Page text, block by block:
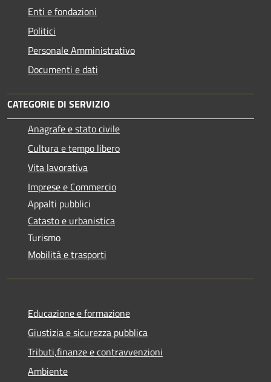
Enti e fondazioni
Politici
Personale Amministrativo
Documenti e dati
CATEGORIE DI SERVIZIO
Anagrafe e stato civile
Cultura e tempo libero
Vita lavorativa
Imprese e Commercio
Appalti pubblici
Catasto e urbanistica
Turismo
Mobilità e trasporti
Educazione e formazione
Giustizia e sicurezza pubblica
Tributi,finanze e contravvenzioni
Ambiente